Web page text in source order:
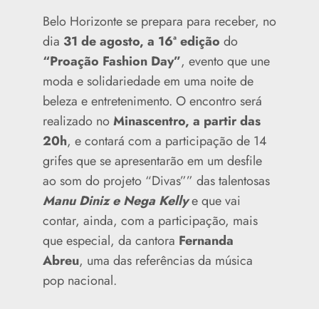
Belo Horizonte se prepara para receber, no
dia 31 de agosto, a 16ª edição do
“Proação Fashion Day”, evento que une
moda e solidariedade em uma noite de
beleza e entretenimento. O encontro será
realizado noMinascentro, a partir das
20h, e contará com a participação de 14
grifes que se apresentarão em um desfile
ao som do projeto “Divas”” das talentosas
Manu Diniz e Nega Kellye que vai
contar, ainda, com a participação, mais
que especial, da cantora Fernanda
Abreu, uma das referências da música
pop nacional.